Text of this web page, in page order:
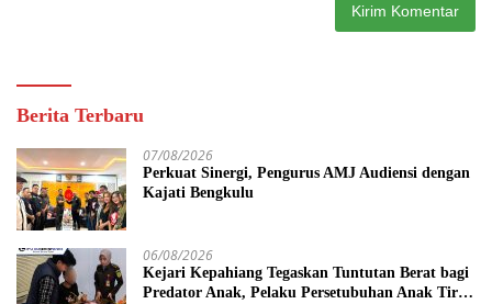
Berita Terbaru
07/08/2026
Perkuat Sinergi, Pengurus AMJ Audiensi dengan
Kajati Bengkulu
06/08/2026
Kejari Kepahiang Tegaskan Tuntutan Berat bagi
Predator Anak, Pelaku Persetubuhan Anak Tiri